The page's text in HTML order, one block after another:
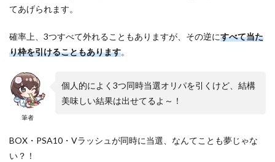
てあげられます。
確率上、3つすべて外れることもありますが、その逆にすべて当た
り枠を引けることもあります。
筆者
個人的によく3つ同時当選オリパを引くけど、結構
美味しい結果は出せてるよ～！
BOX・PSA10・Vラッシュが同時に当選、なんてことも夢じゃな
い？！